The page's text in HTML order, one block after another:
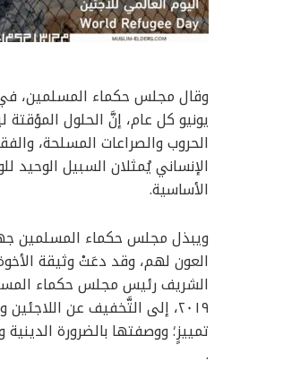
وقال مجلس حكماء المسلمين، في
يونيو كل عام، إنَّ الحلول
الحروب والصراعات المسلحة،
الإنساني يُمثلان السبيل
الأساسية.
ويبذل مجلس حكماء المسلمين
العون لهم، وقد دعَتْ وثيقة
الشريف رئيس مجلس حكماء
٢٠١٩، إلى التَّخفيف عن
تمييزٍ؛ ووصفتها بالضرورة
.